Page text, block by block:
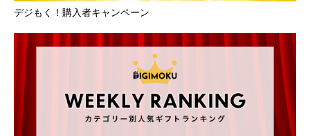
デジもく！購入者キャンペーン